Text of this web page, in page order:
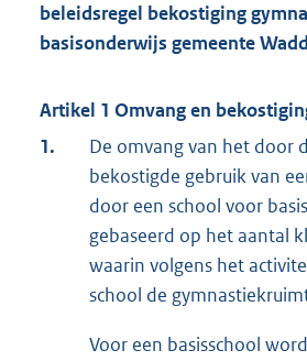
beleidsregel bekostiging
basisonderwijs gemeente
Artikel 1 Omvang en
1.
De omvang van het door
bekostigde gebruik van
door een school voor
gebaseerd op het aantal
waarin volgens het
school de
Voor een basisschool